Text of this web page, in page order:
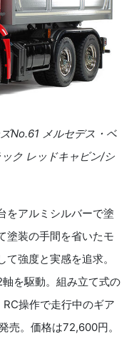
No.61 メルセデス・ベ
ク レッドキャビン/シ
をアルミシルバーで塗
塗装の手間を省いたモ
強度と実感を追求。
を駆動。組み立て式の
操作で走行中のギア
売。価格は72,600円。